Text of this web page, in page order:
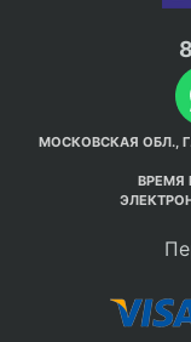
МОСКОВСКАЯ ОБЛ.,
ВРЕМЯ